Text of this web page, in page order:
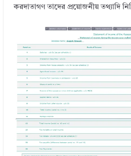
করদাতাগণ তাদের প্রয়োজনীয় তথ্যাদি